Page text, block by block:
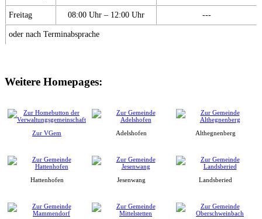
Freitag 08:00 Uhr – 12:00 Uhr ---
oder nach Terminabsprache
Weitere Homepages:
Zur VGem Adelshofen Althegnenberg
Hattenhofen Jesenwang Landsberied